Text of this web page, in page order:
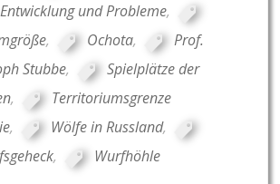
und Probleme,
, Ochota,
Prof.
Stubbe,
Spielplätze der
,
Territoriumsgrenze
, Wölfe in Russland,
, Wurfhöhle